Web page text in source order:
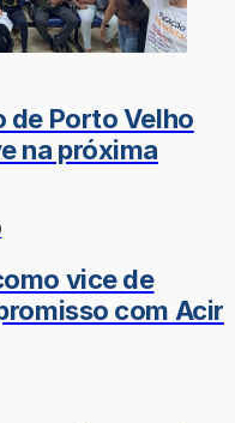
de Porto Velho
na próxima
vice de
com Acir